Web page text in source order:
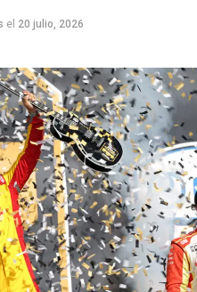
el 20 julio, 2026